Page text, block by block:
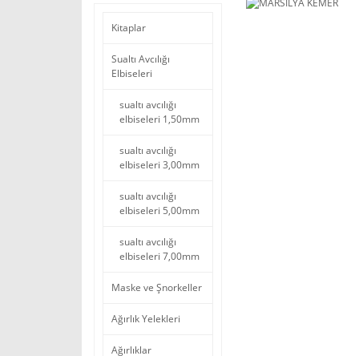
Kitaplar
Sualtı Avcılığı
Elbiseleri
sualtı avcılığı
elbiseleri 1,50mm
sualtı avcılığı
elbiseleri 3,00mm
sualtı avcılığı
elbiseleri 5,00mm
sualtı avcılığı
elbiseleri 7,00mm
Maske ve Şnorkeller
Ağırlık Yelekleri
Ağırlıklar